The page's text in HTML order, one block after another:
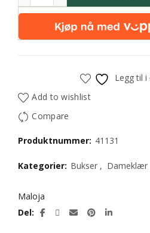
Legg til i
Add to wishlist
Compare
Produktnummer: 41131
Kategorier: Bukser , Dameklær
Maloja
Del